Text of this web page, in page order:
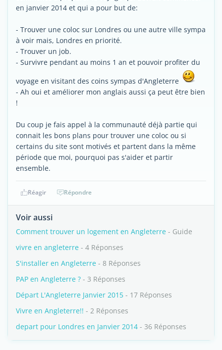
en janvier 2014 et qui a pour but de:
- Trouver une coloc sur Londres ou une autre ville sympa
à voir mais, Londres en priorité.
- Trouver un job.
- Survivre pendant au moins 1 an et pouvoir profiter du
voyage en visitant des coins sympas d'Angleterre
- Ah oui et améliorer mon anglais aussi ça peut être bien
!
Du coup je fais appel à la communauté déjà partie qui
connait les bons plans pour trouver une coloc ou si
certains du site sont motivés et partent dans la même
période que moi, pourquoi pas s'aider et partir
ensemble.
Réagir Répondre
Voir aussi
Comment trouver un logement en Angleterre - Guide
vivre en angleterre - 4 Réponses
S'installer en Angleterre - 8 Réponses
PAP en Angleterre ? - 3 Réponses
Départ L'Angleterre Janvier 2015 - 17 Réponses
Vivre en Angleterre!! - 2 Réponses
depart pour Londres en Janvier 2014 - 36 Réponses